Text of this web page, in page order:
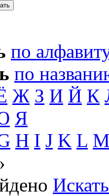
по
по
Ж З И Й К
Я
H I J K L